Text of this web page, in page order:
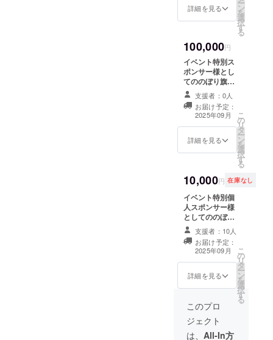
－5552 ご利用期
間（2025年12月
末日から2026年
し休業日、休館
日でのご利用は
できません。 利
用時の予約調整
方法について
尚、本リターン
のご宿泊予約は
甲冑館公式メー
ルアドレス
s_sengoku_k_k
@octn.jp から
頂きます。その
為、本プロジェ
クトページから
のご予約はでき
ませんのでご注
意ください。
号 第
能人数：4名 施
設概要：陣屋
関ヶ原宇喜多の
陣 岐
阜県不破郡関ケ
原町関ケ原950
－8
TEL:0584－51
－5552 ご利用期
間（2025年12月
末日から2026年
12月末日） ＊休
のご利用はでき
ません。 利用時
の予約調整方法
について 尚、本
リターンのご宿
泊予約は甲冑館
公式メールアド
レス
s_sengoku_k_k
@octn.jp から
プロジェクト終
了後メールで打
ち合わせさせて
頂きます。その
為、本プロジェ
クトページから
のご予約はでき
詳細を見る ー
ン
を
選
択
す
る
100,000円
イベント特別ス
ポンサー様とし
てののぼり旗に
記載 イベント本
番（9月14日）
の笹尾山から
関ヶ原ふれあい
センターまでの
全軍大行軍時に
致します。 のぼ
り旗サイズ 縦
1500㎜ｘ横450
㎜ ※イベント本
番当日が雨の場
合はイベントに
て使用する屋内
会場での掲示を
させて頂きま
了後甲冑館敷地
内に2025年12月
せて頂きます。
のぼり旗にご希
望するお名前、
企業名、ニック
支援者：0人
お届け予定：
2025年09月
詳細を見る
こ
の
リ
タ
ー
ン
を
選
択
す
る
10,000円 在庫なし
イベント特別個
人スポンサー様
としてののぼり
旗芳名 イベント
本番（9月14
日）の笹尾山か
ら関ヶ原ふれあ
いセンターまで
の全軍大行軍時
たのぼり旗を
ます。 ※イベン
ト本番当日が雨
支援者：10人
お届け予定：
2025年09月
詳細を見る
こ
の
リ
タ
ー
ン
を
選
択
す
る
このプロ
ジェクト
は、 All-In方